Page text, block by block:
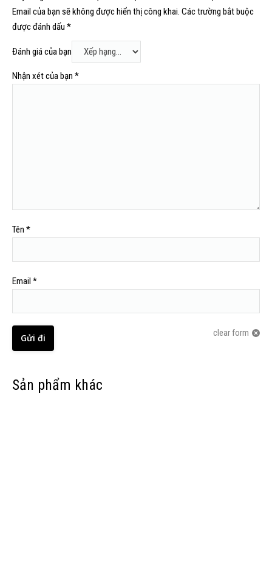
Email của bạn sẽ không được hiển thị công khai. Các trường bắt buộc
được đánh dấu *
Đánh giá của bạn
Nhận xét của bạn *
Tên *
Email *
clear form
Sản phẩm khác